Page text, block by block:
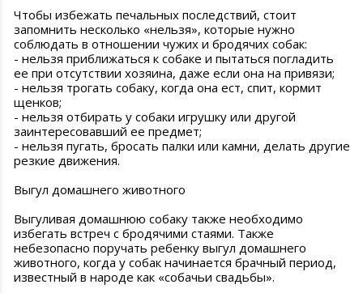
Чтобы избежать печальных последствий, стоит
запомнить несколько «нельзя», которые нужно
соблюдать в отношении чужих и бродячих собак:
- нельзя приближаться к собаке и пытаться погладить
ее при отсутствии хозяина, даже если она на привязи;
- нельзя трогать собаку, когда она ест, спит, кормит
щенков;
- нельзя отбирать у собаки игрушку или другой
заинтересовавший ее предмет;
- нельзя пугать, бросать палки или камни, делать другие
резкие движения.
Выгул домашнего животного
Выгуливая домашнюю собаку также необходимо
избегать встреч с бродячими стаями. Также
небезопасно поручать ребенку выгул домашнего
животного, когда у собак начинается брачный период,
известный в народе как «собачьи свадьбы».